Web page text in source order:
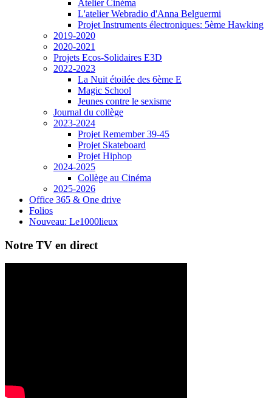
Atelier Cinéma
L'atelier Webradio d'Anna Belguermi
Projet Instruments électroniques: 5ème Hawking
2019-2020
2020-2021
Projets Ecos-Solidaires E3D
2022-2023
La Nuit étoilée des 6ème E
Magic School
Jeunes contre le sexisme
Journal du collège
2023-2024
Projet Remember 39-45
Projet Skateboard
Projet Hiphop
2024-2025
Collège au Cinéma
2025-2026
Office 365 & One drive
Folios
Nouveau: Le1000lieux
Notre TV en direct